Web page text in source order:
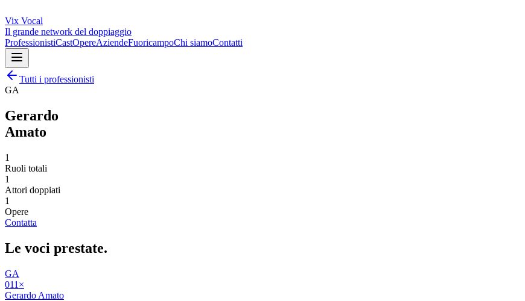
Vix Vocal
Il grande network del doppiaggio
ProfessionistiCastOpereAziendeFuoricampoChi siamoContatti
Tutti i professionisti
GA
Gerardo
Amato
1
Ruoli totali
1
Attori doppiati
1
Opere
Contatta
Le voci prestate.
GA
011 ×
Gerardo Amato